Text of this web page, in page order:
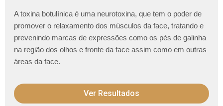
A toxina botulínica é uma neurotoxina, que tem o poder de
promover o relaxamento dos músculos da face, tratando e
prevenindo marcas de expressões como os pés de galinha
na região dos olhos e fronte da face assim como em outras
áreas da face.
Ver Resultados